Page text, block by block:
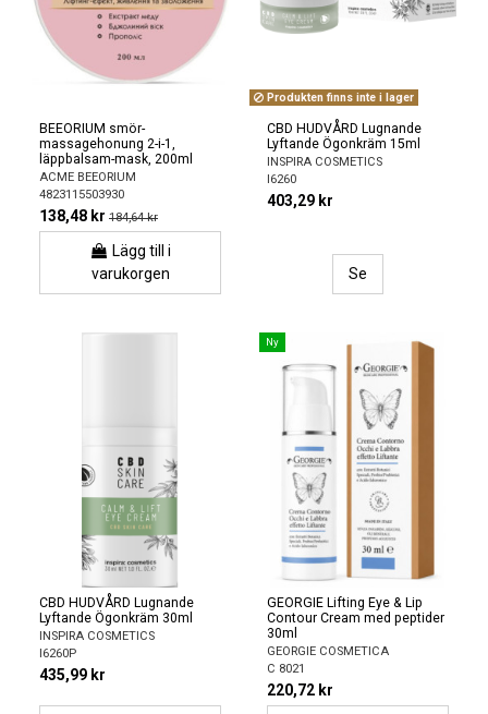
BEEORIUM smör-
massagehonung 2-i-1,
läppbalsam-mask, 200ml
ACME BEEORIUM
4823115503930
138,48 kr 184,64 kr
Lägg till i
varukorgen
Produkten finns inte i lager
CBD HUDVÅRD Lugnande
Lyftande Ögonkräm 15ml
INSPIRA COSMETICS
I6260
403,29 kr
Se
CBD HUDVÅRD Lugnande
Lyftande Ögonkräm 30ml
INSPIRA COSMETICS
I6260P
435,99 kr
Ny
GEORGIE Lifting Eye & Lip
Contour Cream med peptider
30ml
GEORGIE COSMETICA
C 8021
220,72 kr